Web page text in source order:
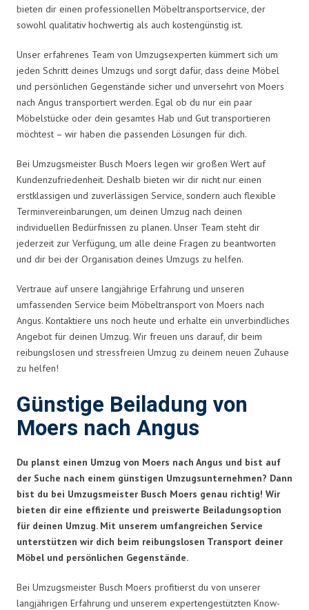
bieten dir einen professionellen Möbeltransportservice, der
sowohl qualitativ hochwertig als auch kostengünstig ist.
Unser erfahrenes Team von Umzugsexperten kümmert sich um
jeden Schritt deines Umzugs und sorgt dafür, dass deine Möbel
und persönlichen Gegenstände sicher und unversehrt von Moers
nach Angus transportiert werden. Egal ob du nur ein paar
Möbelstücke oder dein gesamtes Hab und Gut transportieren
möchtest – wir haben die passenden Lösungen für dich.
Bei Umzugsmeister Busch Moers legen wir großen Wert auf
Kundenzufriedenheit. Deshalb bieten wir dir nicht nur einen
erstklassigen und zuverlässigen Service, sondern auch flexible
Terminvereinbarungen, um deinen Umzug nach deinen
individuellen Bedürfnissen zu planen. Unser Team steht dir
jederzeit zur Verfügung, um alle deine Fragen zu beantworten
und dir bei der Organisation deines Umzugs zu helfen.
Vertraue auf unsere langjährige Erfahrung und unseren
umfassenden Service beim Möbeltransport von Moers nach
Angus. Kontaktiere uns noch heute und erhalte ein unverbindliches
Angebot für deinen Umzug. Wir freuen uns darauf, dir beim
reibungslosen und stressfreien Umzug zu deinem neuen Zuhause
zu helfen!
Günstige Beiladung von
Moers nach Angus
Du planst einen Umzug von Moers nach Angus und bist auf
der Suche nach einem günstigen Umzugsunternehmen? Dann
bist du bei Umzugsmeister Busch Moers genau richtig! Wir
bieten dir eine effiziente und preiswerte Beiladungsoption
für deinen Umzug. Mit unserem umfangreichen Service
unterstützen wir dich beim reibungslosen Transport deiner
Möbel und persönlichen Gegenstände.
Bei Umzugsmeister Busch Moers profitierst du von unserer
langjährigen Erfahrung und unserem expertengestützten Know-